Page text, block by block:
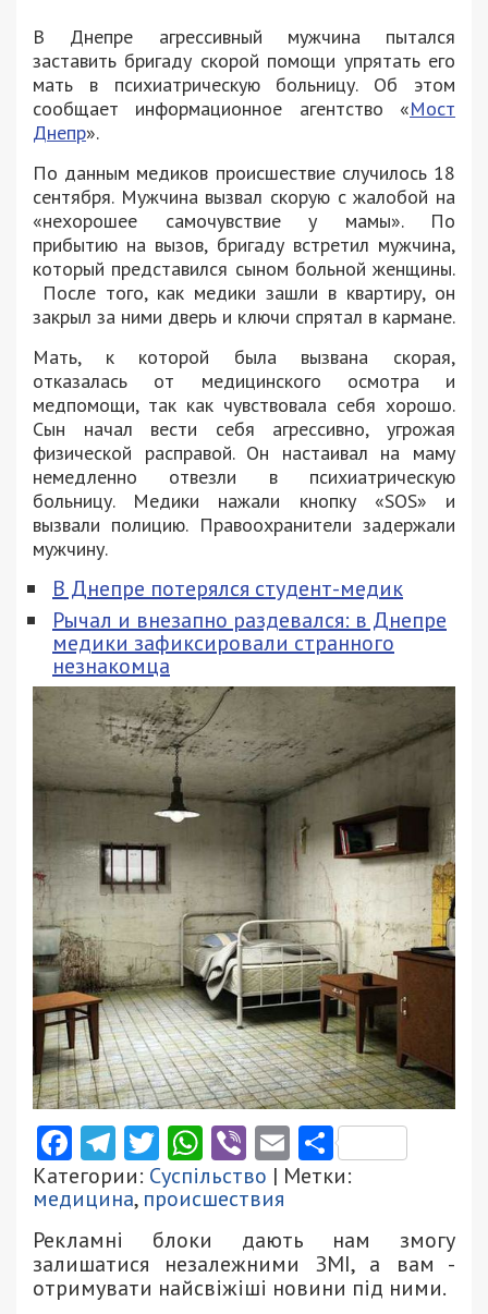
В Днепре агрессивный мужчина пытался
заставить бригаду скорой помощи упрятать его
мать в психиатрическую больницу. Об этом
сообщает информационное агентство «Мост
Днепр».
По данным медиков происшествие случилось 18
сентября. Мужчина вызвал скорую с жалобой на
«нехорошее самочувствие у мамы». По
прибытию на вызов, бригаду встретил мужчина,
который представился сыном больной женщины.
После того, как медики зашли в квартиру, он
закрыл за ними дверь и ключи спрятал в кармане.
Мать, к которой была вызвана скорая,
отказалась от медицинского осмотра и
медпомощи, так как чувствовала себя хорошо.
Сын начал вести себя агрессивно, угрожая
физической расправой. Он настаивал на маму
немедленно отвезли в психиатрическую
больницу. Медики нажали кнопку «SOS» и
вызвали полицию. Правоохранители задержали
мужчину.
В Днепре потерялся студент-медик
Рычал и внезапно раздевался: в Днепре
медики зафиксировали странного
незнакомца
Facebook
Telegram
Twitter
WhatsApp
ViberEmail
Категории: Суспільство | Метки:
медицина, происшествия
Рекламні блоки дають нам змогу
залишатися незалежними ЗМІ, а вам -
отримувати найсвіжіші новини під ними.